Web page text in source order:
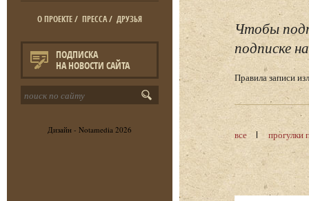
О ПРОЕКТЕ/ ПРЕССА/ ДРУЗЬЯ
ПОДПИСКА
НА НОВОСТИ САЙТА
Дизайн - Notamedia 2026
Чтобы
подписке
Правила записи
все прогулки